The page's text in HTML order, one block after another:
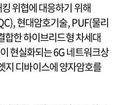
위협에 대응하기 위해
현대암호기술, PUF(물리
합한 하이브리드형 차세대
현실화되는 6G 네트워크상
지 디바이스에 양자암호를